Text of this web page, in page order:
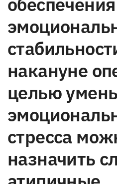
накануне
целью
стресса
назначить